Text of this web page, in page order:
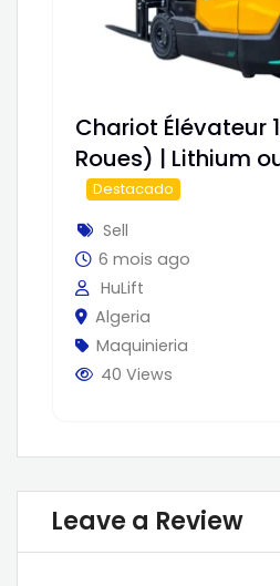
Chariot Élévateur
Roues) | Lithium
Destacado
Sell
6 mois ago
HuLift
Algeria
Maquinieria
40 Views
Leave a Review